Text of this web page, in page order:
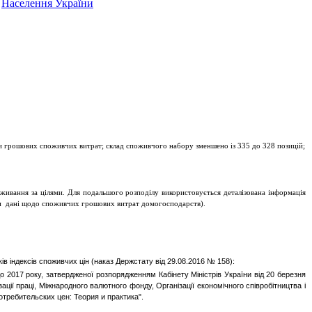
Населення України
грошових споживчих витрат; склад споживчого набору зменшено із 335 до 328 позицій;
за цілями. Для подальшого розподілу використовується деталізована інформація
дані щодо споживчих грошових витрат домогосподарств).
індексів споживчих цін (наказ Держстату від 29.08.2016 № 158):
року, затвердженої розпорядженням Кабінету Міністрів України від 20 березня
праці, Міжнародного валютного фонду, Організації економічного співробітництва і
цен: Теория и практика".